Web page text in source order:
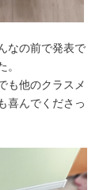
なの前で発表で
も他のクラスメ
喜んでくださっ